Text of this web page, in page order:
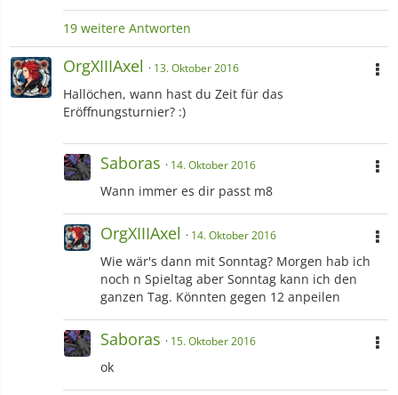
19 weitere Antworten
OrgXIIIAxel 13. Oktober 2016
Hallöchen, wann hast du Zeit für das
Eröffnungsturnier? :)
Saboras 14. Oktober 2016
Wann immer es dir passt m8
OrgXIIIAxel 14. Oktober 2016
Wie wär's dann mit Sonntag? Morgen hab ich
noch n Spieltag aber Sonntag kann ich den
ganzen Tag. Könnten gegen 12 anpeilen
Saboras 15. Oktober 2016
ok